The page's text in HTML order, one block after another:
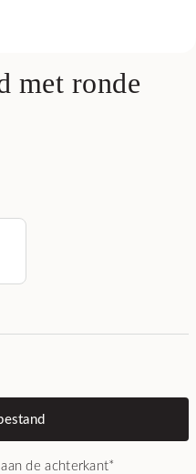
met ronde
de achterkant*